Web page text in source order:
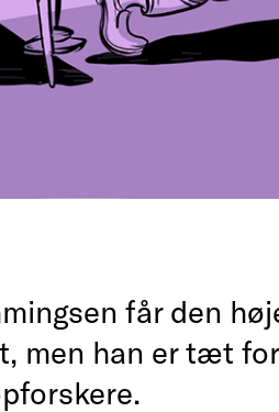
får den
men han er tæt